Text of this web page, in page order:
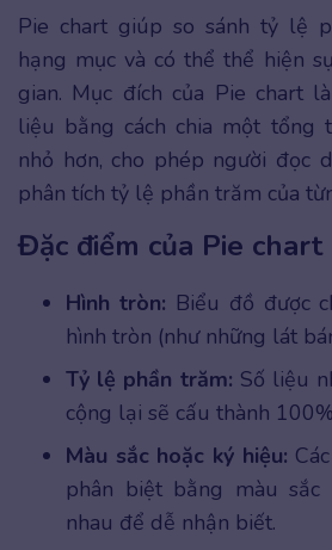
Pie chart giúp so sánh tỷ lệ
hạng mục và có thể thể hiện
gian. Mục đích của Pie chart
liệu bằng cách chia một tổng
nhỏ hơn, cho phép người đọc
phân tích tỷ lệ phần trăm của
Đặc điểm của Pie chart
Hình tròn: Biểu đồ được
hình tròn (như những lát
Tỷ lệ phần trăm: Số liệu
cộng lại sẽ cấu thành
Màu sắc hoặc ký hiệu:
phân biệt bằng màu sắc
nhau để dễ nhận biết.